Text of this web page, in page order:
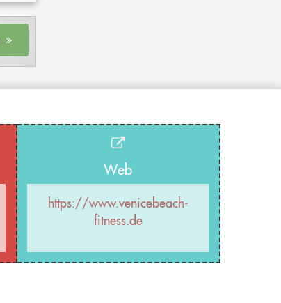
Web
https://www.venicebeach-
fitness.de